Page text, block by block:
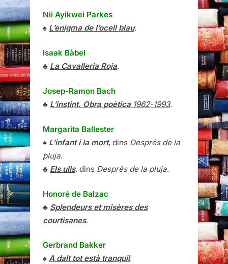
Nii Ayikwei Parkes
♠ L’enigma de l’ocell blau.
Isaak Bàbel
♣ La Cavalleria Roja.
Josep-Ramon Bach
♣ L’instint. Obra poètica1962-1993.
Margarita Ballester
♠ L’infant i la mort, dins Després de la
pluja.
♣ Els ulls, dins Després de la pluja.
Honoré de Balzac
♣ Splendeurs et misères des
courtisanes.
Gerbrand Bakker
♠ A dalt tot està tranquil.